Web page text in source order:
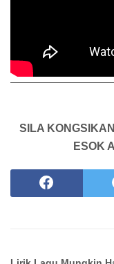
SILA
ESOK